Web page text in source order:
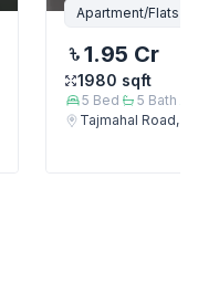
Apartment/Flats
1.95 Cr
1980 sqft
5 Bed 5 Bath
Tajmahal Road,